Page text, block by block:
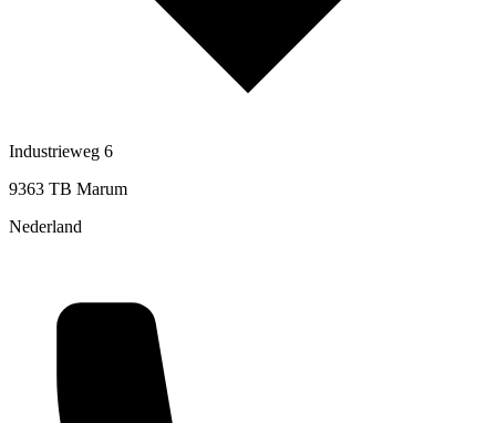
Industrieweg 6
9363 TB Marum
Nederland